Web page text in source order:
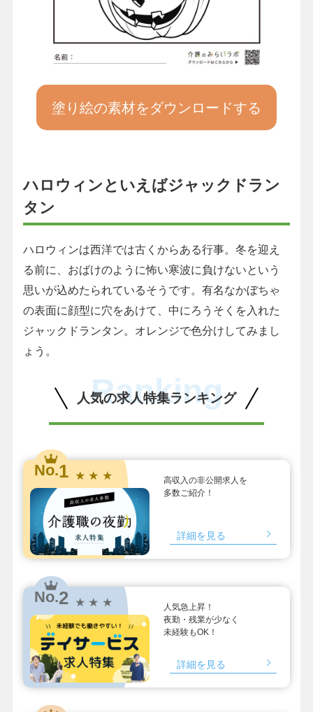
塗り絵の素材をダウンロードする
ハロウィンといえばジャックドラン
タン
ハロウィンは西洋では古くからある行事。冬を迎え
る前に、おばけのように怖い寒波に負けないという
思いが込めたられているそうです。有名なかぼちゃ
の表面に顔型に穴をあけて、中にろうそくを入れた
ジャックドランタン。オレンジで色分けしてみまし
ょう。
人気の求人特集ランキング
Ranking
No.1 ★ ★ ★
高収入の非公開求人を
多数ご紹介！
詳細を見る
No.2 ★ ★ ★
人気急上昇！
夜勤・残業が少なく
未経験もOK！
詳細を見る